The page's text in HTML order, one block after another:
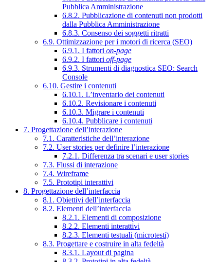
Pubblica Amministrazione
6.8.2. Pubblicazione di contenuti non prodotti
dalla Pubblica Amministrazione
6.8.3. Consenso dei soggetti ritratti
6.9. Ottimizzazione per i motori di ricerca (SEO)
6.9.1. I fattori on-page
6.9.2. I fattori off-page
6.9.3. Strumenti di diagnostica SEO: Search
Console
6.10. Gestire i contenuti
6.10.1. L’inventario dei contenuti
6.10.2. Revisionare i contenuti
6.10.3. Migrare i contenuti
6.10.4. Pubblicare i contenuti
7. Progettazione dell’interazione
7.1. Caratteristiche dell’interazione
7.2. User stories per definire l’interazione
7.2.1. Differenza tra scenari e user stories
7.3. Flussi di interazione
7.4. Wireframe
7.5. Prototipi interattivi
8. Progettazione dell’interfaccia
8.1. Obiettivi dell’interfaccia
8.2. Elementi dell’interfaccia
8.2.1. Elementi di composizione
8.2.2. Elementi interattivi
8.2.3. Elementi testuali (microtesti)
8.3. Progettare e costruire in alta fedeltà
8.3.1. Layout di pagina